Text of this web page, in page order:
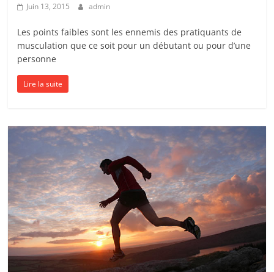
Juin 13, 2015 admin
Les points faibles sont les ennemis des pratiquants de
musculation que ce soit pour un débutant ou pour d’une
personne
Lire la suite